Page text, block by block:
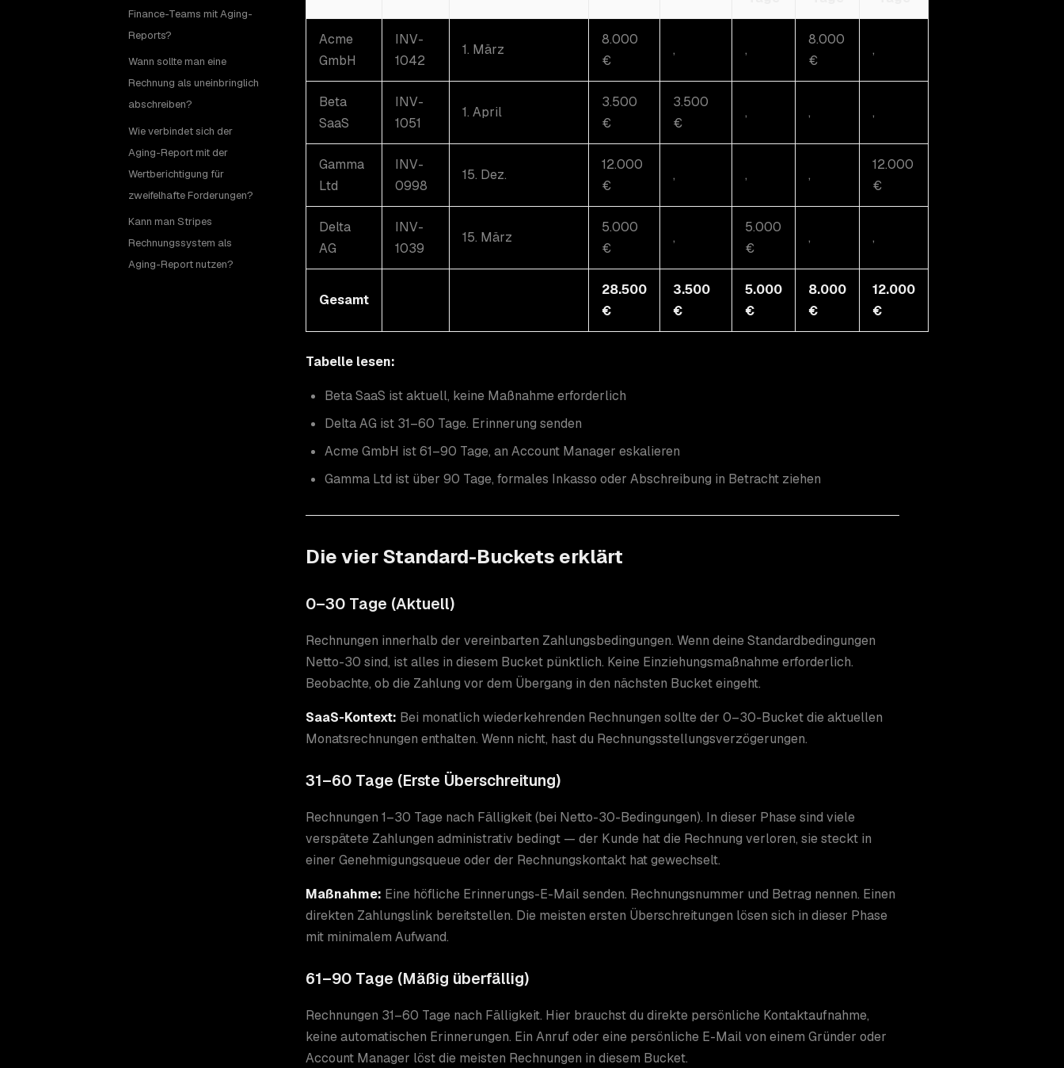
Finance-Teams mit Aging-
Reports?
Wann sollte man eine
Rechnung als uneinbringlich
abschreiben?
Wie verbindet sich der
Aging-Report mit der
Wertberichtigung für
zweifelhafte Forderungen?
Kann man Stripes
Rechnungssystem als
Aging-Report nutzen?
Acme
GmbH
INV-
1042
1. März
8.000
€
, ,
8.000
€
,
Beta
SaaS
INV-
1051
1. April
3.500
€
3.500
€
, , ,
Gamma
Ltd
INV-
0998
15. Dez.
12.000
€
, , ,
12.000
€
Delta
AG
INV-
1039
15. März
5.000
€
,
5.000
€
, ,
Gesamt
28.500
€
3.500
€
5.000
€
8.000
€
12.000
€
Tabelle lesen:
Beta SaaS ist aktuell, keine Maßnahme erforderlich
Delta AG ist 31–60 Tage. Erinnerung senden
Acme GmbH ist 61–90 Tage, an Account Manager eskalieren
Gamma Ltd ist über 90 Tage, formales Inkasso oder Abschreibung in Betracht ziehen
Die vier Standard-Buckets erklärt
0–30 Tage (Aktuell)
Rechnungen innerhalb der vereinbarten Zahlungsbedingungen. Wenn deine Standardbedingungen
Netto-30 sind, ist alles in diesem Bucket pünktlich. Keine Einziehungsmaßnahme erforderlich.
Beobachte, ob die Zahlung vor dem Übergang in den nächsten Bucket eingeht.
SaaS-Kontext: Bei monatlich wiederkehrenden Rechnungen sollte der 0–30-Bucket die aktuellen
Monatsrechnungen enthalten. Wenn nicht, hast du Rechnungsstellungsverzögerungen.
31–60 Tage (Erste Überschreitung)
Rechnungen 1–30 Tage nach Fälligkeit (bei Netto-30-Bedingungen). In dieser Phase sind viele
verspätete Zahlungen administrativ bedingt — der Kunde hat die Rechnung verloren, sie steckt in
einer Genehmigungsqueue oder der Rechnungskontakt hat gewechselt.
Maßnahme: Eine höfliche Erinnerungs-E-Mail senden. Rechnungsnummer und Betrag nennen. Einen
direkten Zahlungslink bereitstellen. Die meisten ersten Überschreitungen lösen sich in dieser Phase
mit minimalem Aufwand.
61–90 Tage (Mäßig überfällig)
Rechnungen 31–60 Tage nach Fälligkeit. Hier brauchst du direkte persönliche Kontaktaufnahme,
keine automatischen Erinnerungen. Ein Anruf oder eine persönliche E-Mail von einem Gründer oder
Account Manager löst die meisten Rechnungen in diesem Bucket.